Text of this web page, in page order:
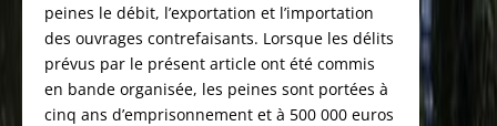
peines le débit, l’exportation et l’importation
des ouvrages contrefaisants. Lorsque les délits
prévus par le présent article ont été commis
en bande organisée, les peines sont portées à
cinq ans d’emprisonnement et à 500 000 euros